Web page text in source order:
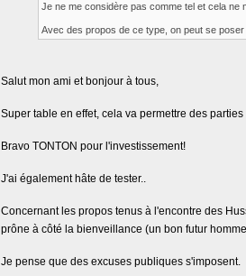
Je ne me considère pas comme tel et cela
Avec des propos de ce type, on peut se
Salut mon ami et bonjour à tous,
Super table en effet, cela va permettre des
Bravo TONTON pour l'investissement!
J'ai également hâte de tester..
Concernant les propos tenus à l'encontre des
prône à côté la bienveillance (un bon futur
Je pense que des excuses publiques s'imposent.